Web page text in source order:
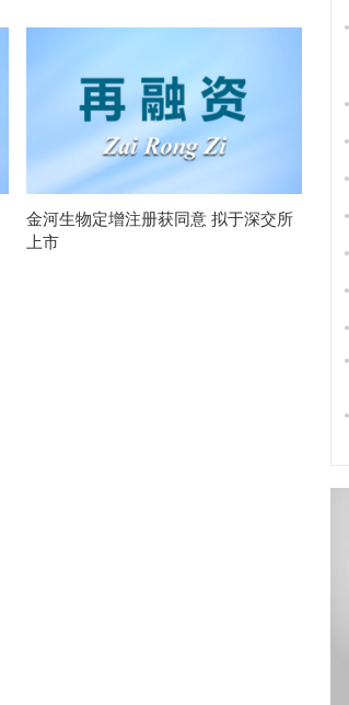
金河生物定增注册获同意 拟于深交所
上市